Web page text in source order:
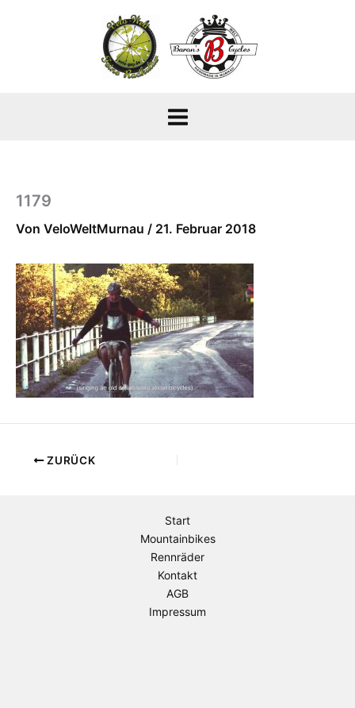
1179
Von VeloWeltMurnau / 21. Februar 2018
ZURÜCK
Start
Mountainbikes
Rennräder
Kontakt
AGB
Impressum